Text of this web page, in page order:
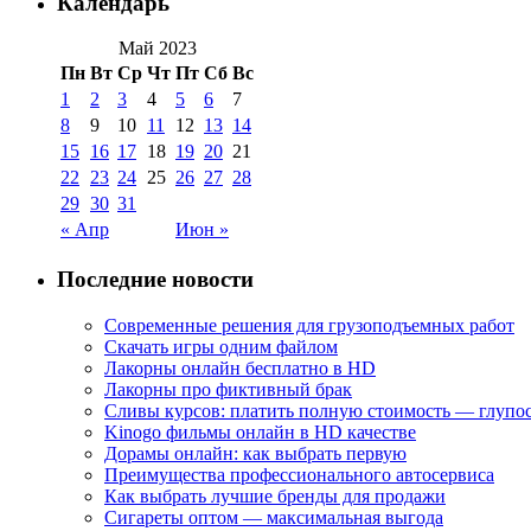
Май 2023
Пн Вт Ср Чт Пт Сб Вс
« Апр Июн »
1 2 3 4 5 6
7
8
9 10 11 12 13 14
15 16 17 18 19 20 21
22 23 24 25 26 27 28
29 30 31
Последние новости
Современные решения для грузоподъемных работ
Скачать игры одним файлом
Лакорны онлайн бесплатно в HD
Лакорны про фиктивный брак
Сливы курсов: платить полную стоимость —
Kinogo фильмы онлайн в HD качестве
Дорамы онлайн: как выбрать первую
Преимущества профессионального автосервиса
Как выбрать лучшие бренды для продажи
Сигареты оптом — максимальная выгода